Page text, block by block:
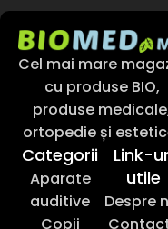
Cel mai mare
cu produse BIO,
produse
ortopedie și
Categorii
Aparate
auditive
Copii
Link-
utile
Despre